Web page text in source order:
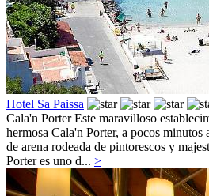
Hotel Sa Paissa
Cala'n Porter Este maravilloso
hermosa Cala'n Porter, a pocos minutos
de arena rodeada de pintorescos y
Porter es uno d... >